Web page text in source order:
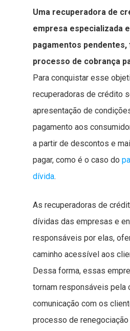
Uma recuperadora de
empresa especializada
pagamentos
processo de cobrança
Para conquistar esse
recuperadoras de crédito
apresentação de
pagamento aos
a partir de descontos e
pagar, como é o caso do
dívida.
As recuperadoras de
dívidas das empresas e
responsáveis por elas,
caminho acessível aos
Dessa forma, essas
tornam responsáveis pela
comunicação com os
processo de